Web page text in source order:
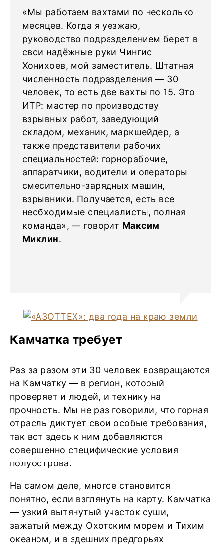
«Мы работаем вахтами по несколько
месяцев. Когда я уезжаю,
руководство подразделением берет в
свои надёжные руки Чингис
Хонихоев, мой заместитель. Штатная
численность подразделения ― 30
человек, то есть две вахты по 15. Это
ИТР: мастер по производству
взрывных работ, заведующий
складом, механик, маркшейдер, а
также представители рабочих
специальностей: горнорабочие,
аппаратчики, водители и операторы
смесительно-зарядных машин,
взрывники. Получается, есть все
необходимые специалисты, полная
команда», ― говорит Максим
Миклин.
Камчатка требует
Раз за разом эти 30 человек возвращаются
на Камчатку ― в регион, который
проверяет и людей, и технику на
прочность. Мы не раз говорили, что горная
отрасль диктует свои особые требования,
так вот здесь к ним добавляются
совершенно специфические условия
полуострова.
На самом деле, многое становится
понятно, если взглянуть на карту. Камчатка
― узкий вытянутый участок суши,
зажатый между Охотским морем и Тихим
океаном, и в здешних предгорьях